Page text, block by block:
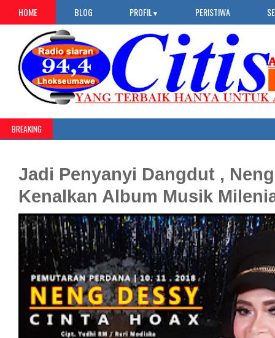
HOME BLOG PROFIL ▼ PERISTIWA
BREAKING
Jadi Penyanyi Dangdut ,
Kenalkan Album Musik